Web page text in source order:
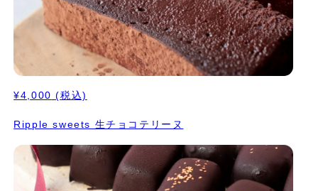
¥4,000 (税込)
Ripple sweets 生チョコテリーヌ